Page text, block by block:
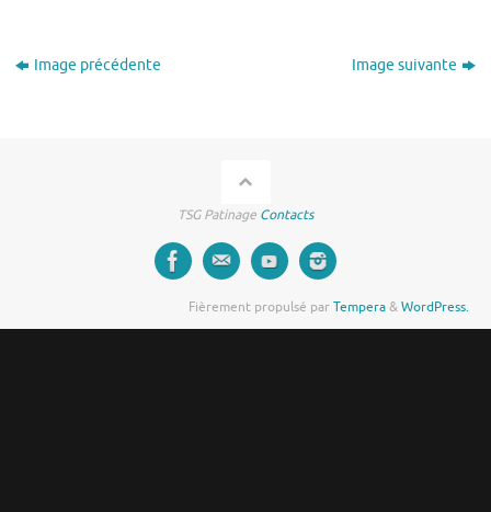
Image précédente Image suivante
TSG Patinage Contacts
Fièrement propulsé parTempera&WordPress.